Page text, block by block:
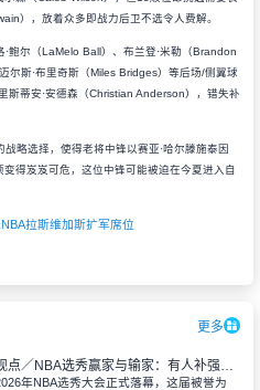
），放着众多即战力后卫不选令人费解。
尔（LaMelo Ball）、布兰登·米勒（Brandon
尔斯·布里奇斯（Miles Bridges）等后场/侧翼球
斯蒂安·安德森（Christian Anderson），错失补
选择，使得老将中锋以赛亚·哈尔滕施泰因
得岌岌可危，这位中锋可能被迫在今夏进入自
拉斯维加斯扩军席位
更多
年NBA选秀大会正式落幕，这届被誉为